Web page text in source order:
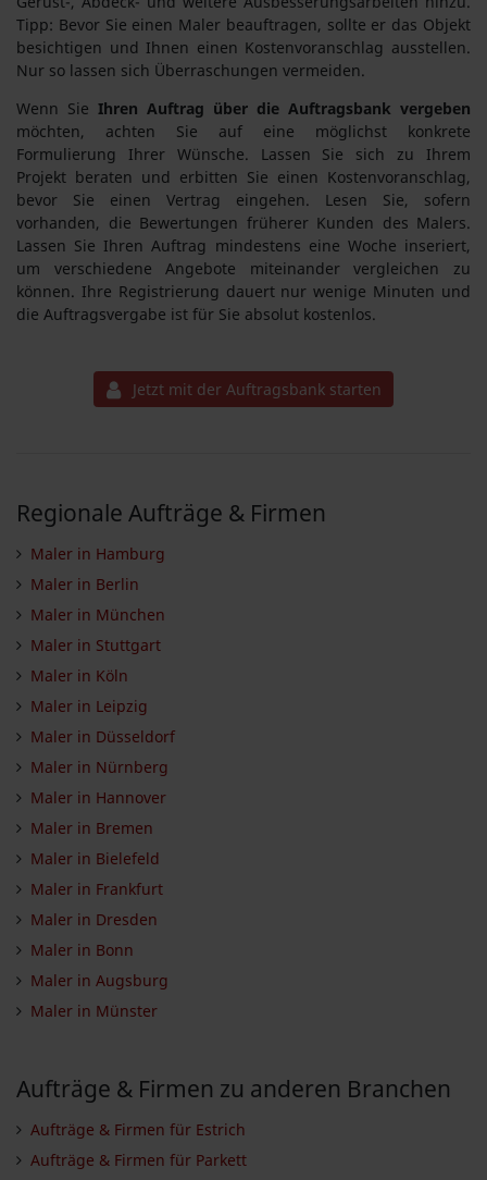
Tipp: Bevor Sie einen Maler beauftragen, sollte er das Objekt
besichtigen und Ihnen einen Kostenvoranschlag ausstellen.
Nur so lassen sich Überraschungen vermeiden.
Wenn Sie Ihren Auftrag über die Auftragsbank vergeben
möchten, achten Sie auf eine möglichst konkrete
Formulierung Ihrer Wünsche. Lassen Sie sich zu Ihrem
Projekt beraten und erbitten Sie einen Kostenvoranschlag,
bevor Sie einen Vertrag eingehen. Lesen Sie, sofern
vorhanden, die Bewertungen früherer Kunden des Malers.
Lassen Sie Ihren Auftrag mindestens eine Woche inseriert,
um verschiedene Angebote miteinander vergleichen zu
können. Ihre Registrierung dauert nur wenige Minuten und
die Auftragsvergabe ist für Sie absolut kostenlos.
Jetzt mit der Auftragsbank starten
Regionale Aufträge & Firmen
Maler in Hamburg
Maler in Berlin
Maler in München
Maler in Stuttgart
Maler in Köln
Maler in Leipzig
Maler in Düsseldorf
Maler in Nürnberg
Maler in Hannover
Maler in Bremen
Maler in Bielefeld
Maler in Frankfurt
Maler in Dresden
Maler in Bonn
Maler in Augsburg
Maler in Münster
Aufträge & Firmen zu anderen Branchen
Aufträge & Firmen für Estrich
Aufträge & Firmen für Parkett